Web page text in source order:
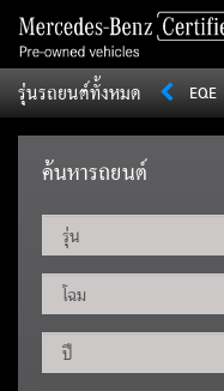
รุ่นรถยนต์ทั้งหมด
Sprinter V Vito EQE
ค้นหารถยนต์